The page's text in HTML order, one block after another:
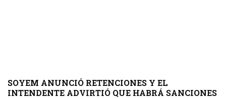
SOYEM ANUNCIÓ RETENCIONES Y EL
INTENDENTE ADVIRTIÓ QUE HABRÁ SANCIONES